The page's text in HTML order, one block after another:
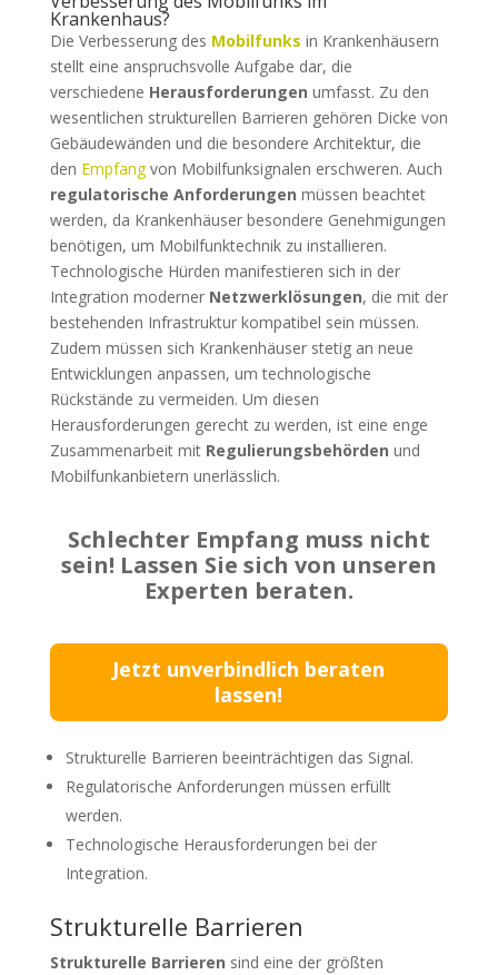
Krankenhaus?
Die Verbesserung des Mobilfunks in Krankenhäusern
stellt eine anspruchsvolle Aufgabe dar, die
verschiedene Herausforderungen umfasst. Zu den
wesentlichen strukturellen Barrieren gehören Dicke von
Gebäudewänden und die besondere Architektur, die
den Empfangvon Mobilfunksignalen erschweren. Auch
regulatorische Anforderungen müssen beachtet
werden, da Krankenhäuser besondere Genehmigungen
benötigen, um Mobilfunktechnik zu installieren.
Technologische Hürden manifestieren sich in der
Integration moderner Netzwerklösungen, die mit der
bestehenden Infrastruktur kompatibel sein müssen.
Zudem müssen sich Krankenhäuser stetig an neue
Entwicklungen anpassen, um technologische
Rückstände zu vermeiden. Um diesen
Herausforderungen gerecht zu werden, ist eine enge
Zusammenarbeit mit Regulierungsbehörden und
Mobilfunkanbietern unerlässlich.
Schlechter Empfang muss nicht
sein! Lassen Sie sich von unseren
Experten beraten.
Jetzt unverbindlich beraten
lassen!
Strukturelle Barrieren beeinträchtigen das Signal.
Regulatorische Anforderungen müssen erfüllt
werden.
Technologische Herausforderungen bei der
Integration.
Strukturelle Barrieren
Strukturelle Barrieren sind eine der größten